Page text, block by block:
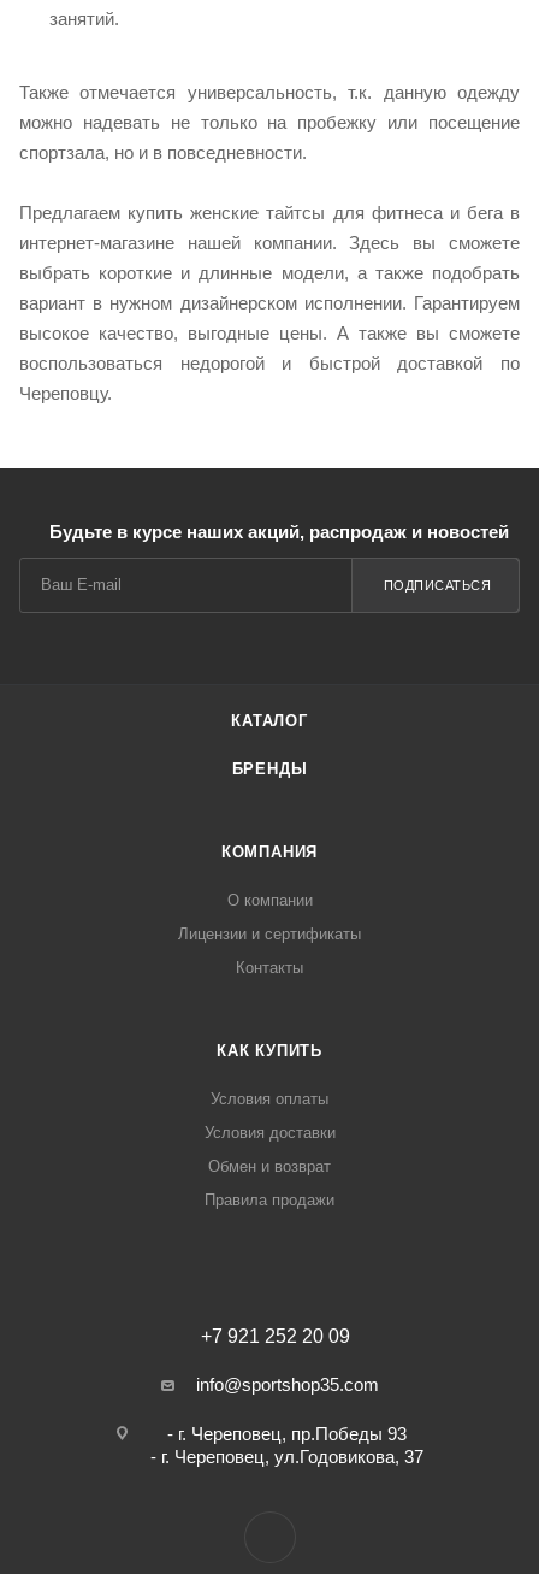
занятий.
Также отмечается универсальность, т.к. данную одежду
можно надевать не только на пробежку или посещение
спортзала, но и в повседневности.
Предлагаем купить женские тайтсы для фитнеса и бега в
интернет-магазине нашей компании. Здесь вы сможете
выбрать короткие и длинные модели, а также подобрать
вариант в нужном дизайнерском исполнении. Гарантируем
высокое качество, выгодные цены. А также вы сможете
воспользоваться недорогой и быстрой доставкой по
Череповцу.
Будьте в курсе наших акций, распродаж и новостей
ПОДПИСАТЬСЯ
КАТАЛОГ
БРЕНДЫ
КОМПАНИЯ
О компании
Лицензии и сертификаты
Контакты
КАК КУПИТЬ
Условия оплаты
Условия доставки
Обмен и возврат
Правила продажи
+7 921 252 20 09
info@sportshop35.com
- г. Череповец, пр.Победы 93
- г. Череповец, ул.Годовикова, 37